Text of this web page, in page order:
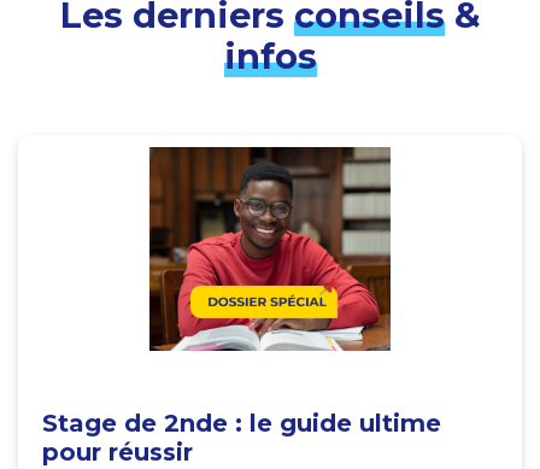
Les derniers conseils&
infos
Stage de 2nde : le guide ultime
pour réussir